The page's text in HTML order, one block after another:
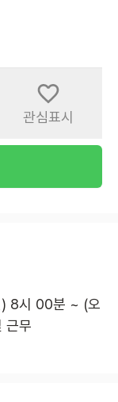
관심표시
) 8시 00분 ~ (오
근무